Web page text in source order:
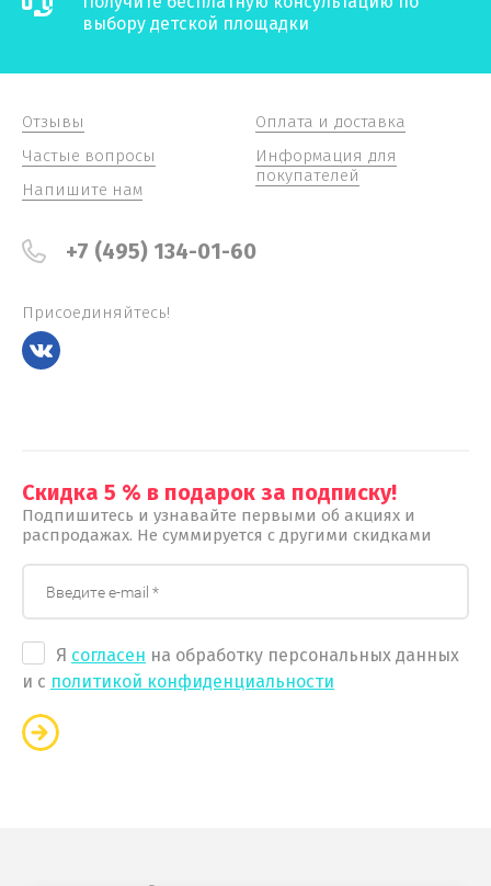
выбору детской площадки
Отзывы
Частые вопросы
Напишите нам
Оплата и доставка
Информация для
покупателей
+7 (495) 134-01-60
Присоединяйтесь!
Скидка 5 % в подарок за подписку!
Подпишитесь и узнавайте первыми об акциях и
распродажах. Не суммируется с другими скидками
Я согласен на обработку персональных данных
и с политикой конфиденциальности